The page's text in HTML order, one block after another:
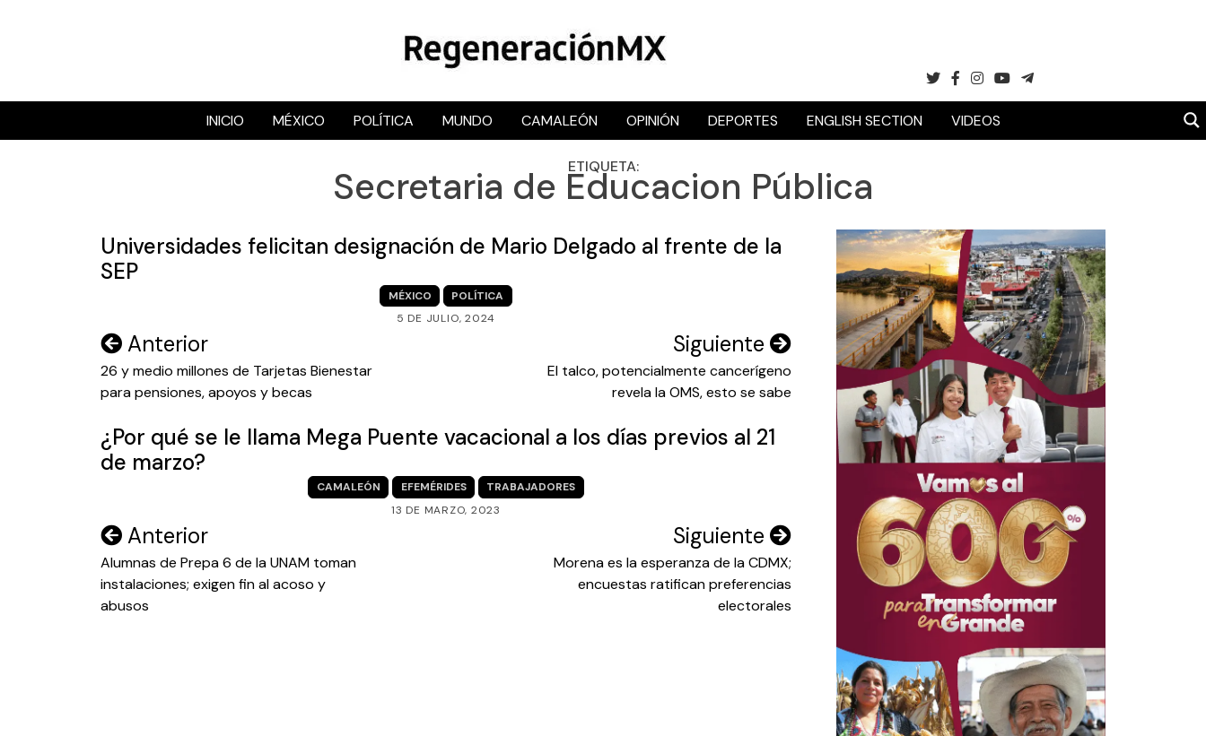
RegeneraciónMX
Sitio de noticias libre e independiente
INICIO MÉXICO POLÍTICA MUNDO CAMALEÓN OPINIÓN DEPORTES ENGLISH SECTION VIDEOS
ETIQUETA:
Secretaria de Educacion Pública
Universidades felicitan designación de Mario Delgado al frente de la
SEP
MÉXICO
POLÍTICA
5 DE JULIO, 2024
Navegación
de
entradas
Anterior
26 y medio millones de Tarjetas Bienestar
para pensiones, apoyos y becas
Siguiente
El talco, potencialmente cancerígeno
revela la OMS, esto se sabe
¿Por qué se le llama Mega Puente vacacional a los días previos al 21
de marzo?
CAMALEÓN EFEMÉRIDES
TRABAJADORES
13 DE MARZO, 2023
Navegación
de
entradas
Anterior
Alumnas de Prepa 6 de la UNAM toman
instalaciones; exigen fin al acoso y
abusos
Siguiente
Morena es la esperanza de la CDMX;
encuestas ratifican preferencias
electorales